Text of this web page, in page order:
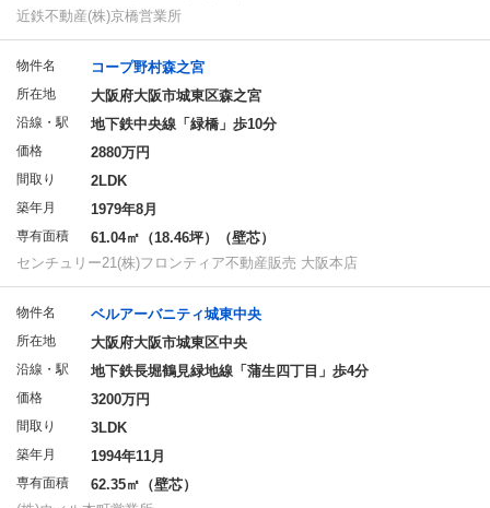
近鉄不動産(株)京橋営業所
物件名 コープ野村森之宮
所在地 大阪府大阪市城東区森之宮
沿線・駅 地下鉄中央線「緑橋」歩10分
価格 2880万円
間取り 2LDK
築年月 1979年8月
専有面積
61.04㎡（18.46坪）（壁芯）
センチュリー21(株)フロンティア不動産販売 大阪本店
物件名 ベルアーバニティ城東中央
所在地 大阪府大阪市城東区中央
沿線・駅 地下鉄長堀鶴見緑地線「蒲生四丁目」歩4分
価格 3200万円
間取り 3LDK
築年月 1994年11月
専有面積
62.35㎡（壁芯）